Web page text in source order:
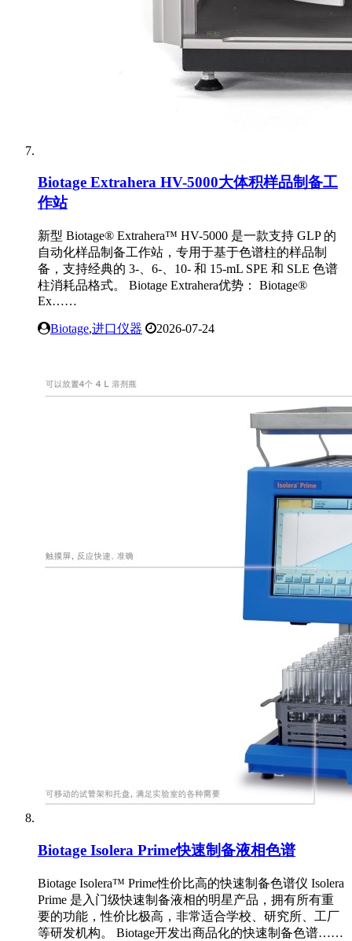
Biotage Extrahera HV-5000大体积样品制备工
作站
新型 Biotage® Extrahera™ HV-5000 是一款支持 GLP 的
自动化样品制备工作站，专用于基于色谱柱的样品制
备，支持经典的 3-、6-、10- 和 15-mL SPE 和 SLE 色谱
柱消耗品格式。 Biotage Extrahera优势： Biotage®
Ex……
Biotage,进口仪器 2026-07-24
Biotage Isolera Prime快速制备液相色谱
Biotage Isolera™ Prime性价比高的快速制备色谱仪 Isolera
Prime 是入门级快速制备液相的明星产品，拥有所有重
要的功能，性价比极高，非常适合学校、研究所、工厂
等研发机构。 Biotage开发出商品化的快速制备色谱……